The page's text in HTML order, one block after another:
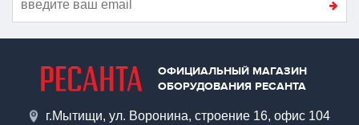
ОФИЦИАЛЬНЫЙ МАГАЗИН
ОБОРУДОВАНИЯ РЕСАНТА
г.Мытищи, ул. Воронина, строение 16, офис 104